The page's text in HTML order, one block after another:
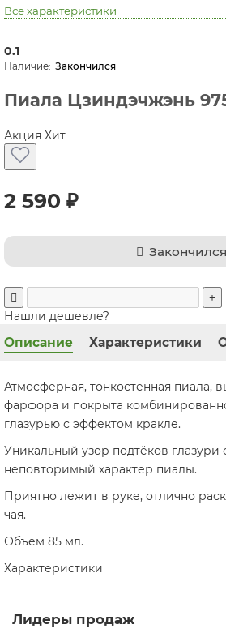
Все характеристики
0.1
Закончился
Пиала Цзиндэчжэнь
Акция Хит
2 590 ₽
Закончился
Нашли дешевле?
Описание Характеристики
Атмосферная, тонкостенная пиала,
фарфора и покрыта
глазурью с эффектом кракле.
Уникальный узор подтёков глазури
неповторимый характер пиалы.
Приятно лежит в руке, отлично
чая.
Объем 85 мл.
Характеристики
Лидеры продаж